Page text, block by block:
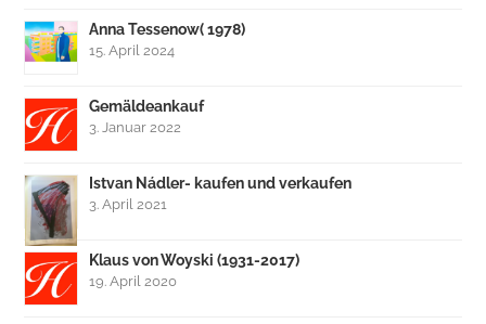
Anna Tessenow( 1978)
15. April 2024
Gemäldeankauf
3. Januar 2022
Istvan Nádler- kaufen und verkaufen
3. April 2021
Klaus von Woyski (1931-2017)
19. April 2020